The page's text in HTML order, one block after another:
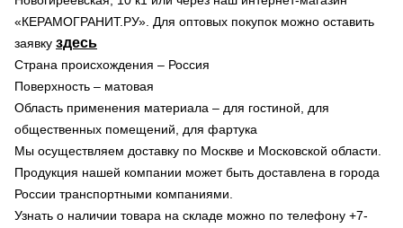
«КЕРАМОГРАНИТ.РУ». Для оптовых покупок можно оставить
заявку здесь
Страна происхождения – Россия
Поверхность – матовая
Область применения материала – для гостиной, для
общественных помещений, для фартука
Мы осуществляем доставку по Москве и Московской области.
Продукция нашей компании может быть доставлена в города
России транспортными компаниями.
Узнать о наличии товара на складе можно по телефону +7-